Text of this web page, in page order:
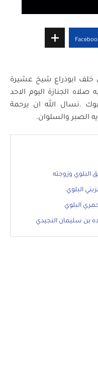
خلف ابوذراع شيخ عشيرة
الجنازة اليوم الاحد
.نسال الله ان يرحمة
الصبر والسلوان.
البلوي وزوجته
البلوي
البلوي
بن سليمان النجيدي